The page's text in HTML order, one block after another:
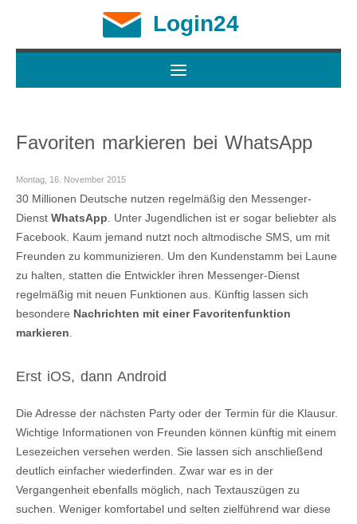
Login24
Favoriten markieren bei WhatsApp
Montag, 16. November 2015
30 Millionen Deutsche nutzen regelmäßig den Messenger-
Dienst WhatsApp . Unter Jugendlichen ist er sogar beliebter als
Facebook. Kaum jemand nutzt noch altmodische SMS, um mit
Freunden zu kommunizieren. Um den Kundenstamm bei Laune
zu halten, statten die Entwickler ihren Messenger-Dienst
regelmäßig mit neuen Funktionen aus. Künftig lassen sich
besondere Nachrichten mit einer Favoritenfunktion
markieren
Erst iOS, dann Android
Die Adresse der nächsten Party oder der Termin für die Klausur.
Wichtige Informationen von Freunden können künftig mit einem
Lesezeichen versehen werden. Sie lassen sich anschließend
deutlich einfacher wiederfinden. Zwar war es in der
Vergangenheit ebenfalls möglich, nach Textauszügen zu
suchen. Weniger komfortabel und selten zielführend war diese